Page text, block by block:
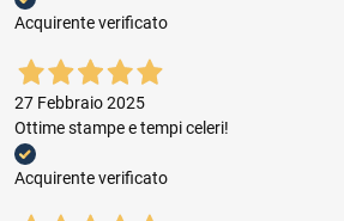
Acquirente verificato
27 Febbraio 2025
Ottime stampe e tempi celeri!
Acquirente verificato